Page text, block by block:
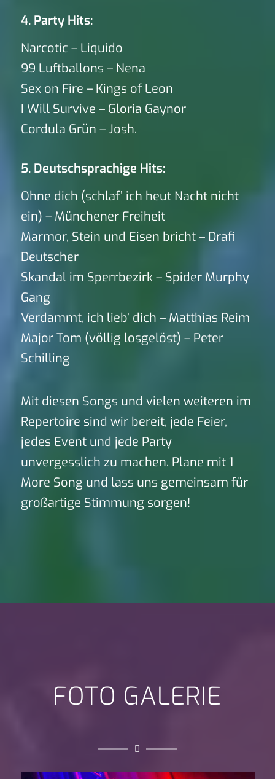
4. Party Hits:
Narcotic – Liquido
99 Luftballons – Nena
Sex on Fire – Kings of Leon
I Will Survive – Gloria Gaynor
Cordula Grün – Josh.
5. Deutschsprachige Hits:
Ohne dich (schlaf’ ich heut Nacht nicht
ein) – Münchener Freiheit
Marmor, Stein und Eisen bricht – Drafi
Deutscher
Skandal im Sperrbezirk – Spider Murphy
Gang
Verdammt, ich lieb’ dich – Matthias Reim
Major Tom (völlig losgelöst) – Peter
Schilling
Mit diesen Songs und vielen weiteren im
Repertoire sind wir bereit, jede Feier,
jedes Event und jede Party
unvergesslich zu machen. Plane mit 1
More Song und lass uns gemeinsam für
großartige Stimmung sorgen!
FOTO GALERIE